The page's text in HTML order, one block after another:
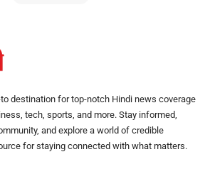
destination for top-notch Hindi news coverage
tech, sports, and more. Stay informed,
and explore a world of credible
for staying connected with what matters.